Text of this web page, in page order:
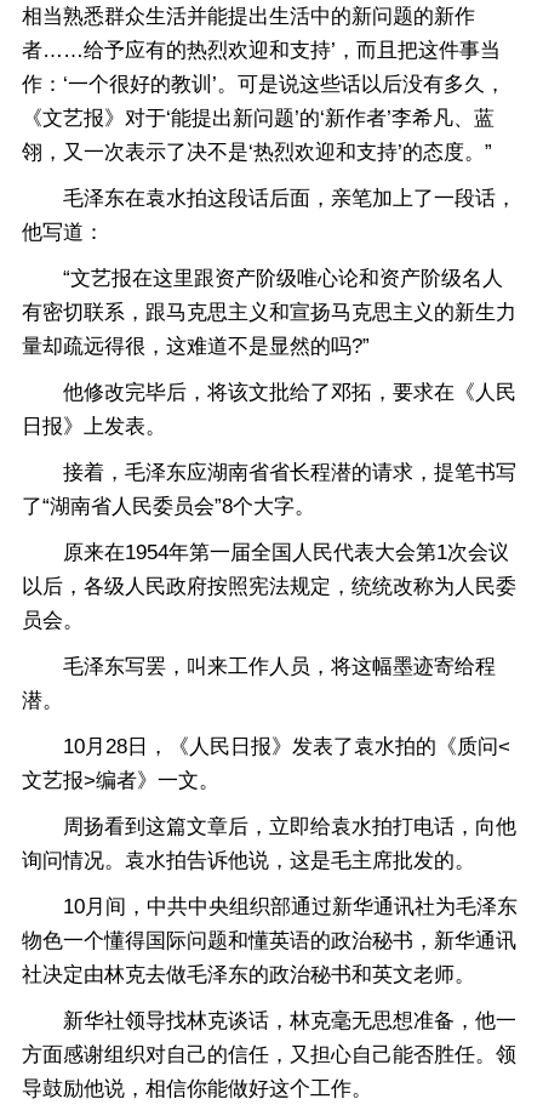
相当熟悉群众生活并能提出生活中的新问题的新作
者……给予应有的热烈欢迎和支持’，而且把这件事当
作：‘一个很好的教训’。可是说这些话以后没有多久，
《文艺报》对于‘能提出新问题’的‘新作者’李希凡、蓝
翎，又一次表示了决不是‘热烈欢迎和支持’的态度。”
毛泽东在袁水拍这段话后面，亲笔加上了一段话，
他写道：
“文艺报在这里跟资产阶级唯心论和资产阶级名人
有密切联系，跟马克思主义和宣扬马克思主义的新生力
量却疏远得很，这难道不是显然的吗?”
他修改完毕后，将该文批给了邓拓，要求在《人民
日报》上发表。
接着，毛泽东应湖南省省长程潜的请求，提笔书写
了“湖南省人民委员会”8个大字。
原来在1954年第一届全国人民代表大会第1次会议
以后，各级人民政府按照宪法规定，统统改称为人民委
员会。
毛泽东写罢，叫来工作人员，将这幅墨迹寄给程
潜。
10月28日，《人民日报》发表了袁水拍的《质问<
文艺报>编者》一文。
周扬看到这篇文章后，立即给袁水拍打电话，向他
询问情况。袁水拍告诉他说，这是毛主席批发的。
10月间，中共中央组织部通过新华通讯社为毛泽东
物色一个懂得国际问题和懂英语的政治秘书，新华通讯
社决定由林克去做毛泽东的政治秘书和英文老师。
新华社领导找林克谈话，林克毫无思想准备，他一
方面感谢组织对自己的信任，又担心自己能否胜任。领
导鼓励他说，相信你能做好这个工作。